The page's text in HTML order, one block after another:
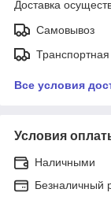
Доставка
Самовывоз
Все условия
Условия
Наличными
Безналичный